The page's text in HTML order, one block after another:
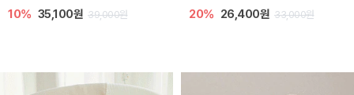
30% 21,000원 30,000원
업